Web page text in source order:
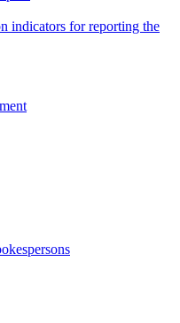
indicators for reporting the